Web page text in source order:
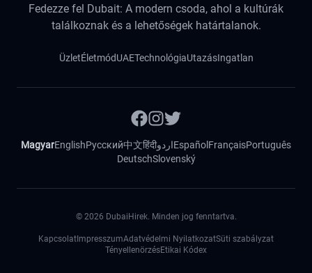
Fedezze fel Dubait: A modern csoda, ahol a kultúrák
találkoznak és a lehetőségek határtalanok.
ÜzletÉletmódUAETechnológiaUtazásIngatlan
MagyarEnglishРусский中文हिंदीاردوEspañol FrançaisPortuguês
DeutschSlovenský
© 2026 DubaiHirek. Minden jog fenntartva.
Kapcsolat ImpresszumAdatvédelmi NyilatkozatSüti szabályzat
TényellenörzésEtikai Kódex